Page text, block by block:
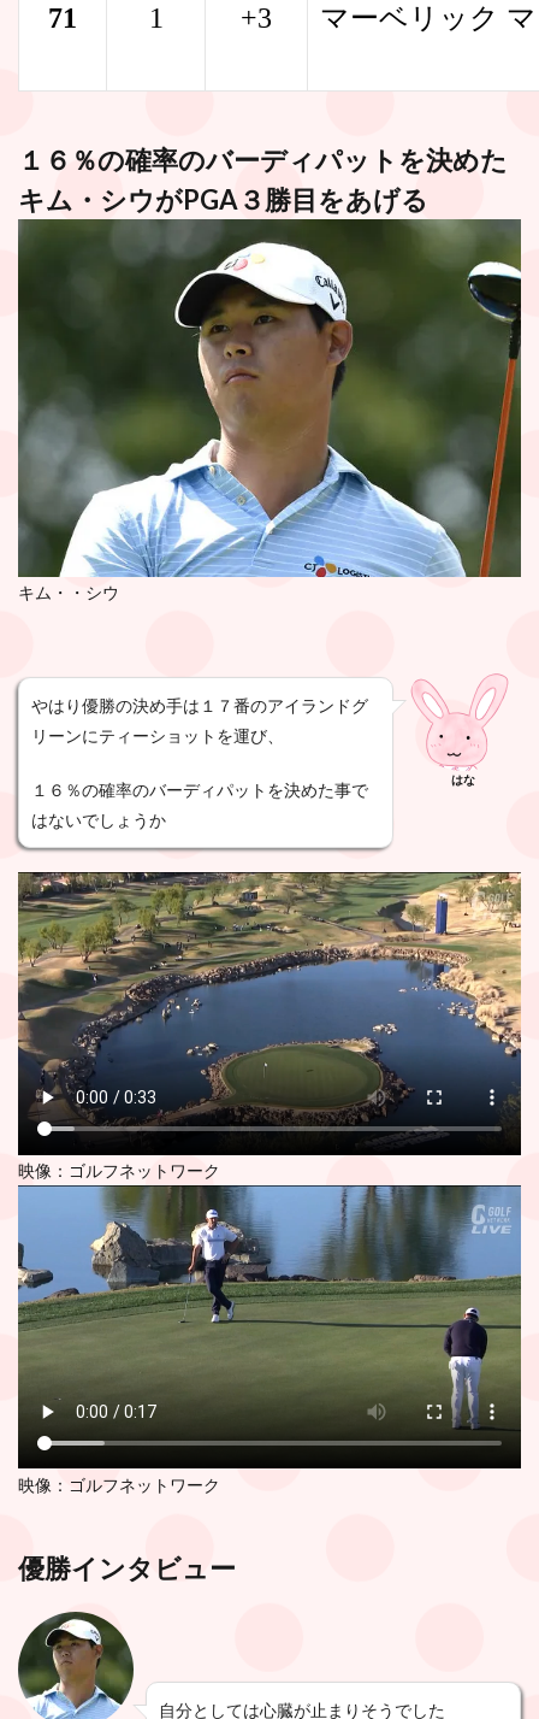
71 1 +3 マーベリック
１６％の確率のバーディパットを決めた
キム・シウがPGA３勝目をあげる
キム・・シウ
やはり優勝の決め手は１７番のアイランドグ
リーンにティーショットを運び、
１６％の確率のバーディパットを決めた事で
はないでしょうか
はな
映像：ゴルフネットワーク
映像：ゴルフネットワーク
優勝インタビュー
自分としては心臓が止まりそうでした